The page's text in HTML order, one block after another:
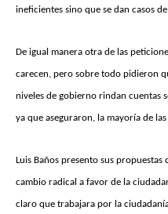
ineficientes sino que se dan casos
De igual manera otra de las
carecen, pero sobre todo pidieron
niveles de gobierno rindan cuentas
ya que aseguraron, la mayoría de
Luis Baños presento sus propuestas
cambio radical a favor de la
claro que trabajara por la